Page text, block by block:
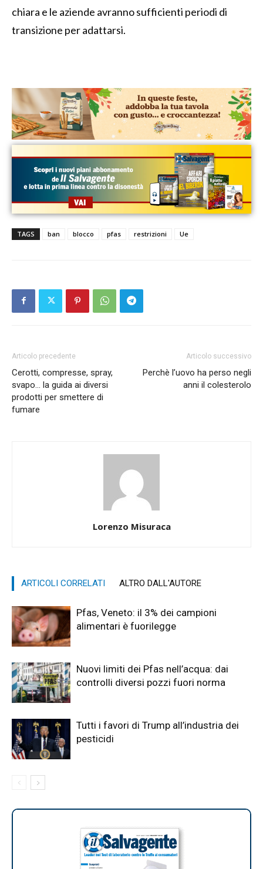
chiara e le aziende avranno sufficienti periodi di
transizione per adattarsi.
TAGS ban blocco pfas restrizioni Ue
Articolo precedente
Cerotti, compresse, spray,
svapo… la guida ai diversi
prodotti per smettere di
fumare
Articolo successivo
Perchè l’uovo ha perso negli
anni il colesterolo
Lorenzo Misuraca
ARTICOLI CORRELATI ALTRO DALL'AUTORE
Pfas, Veneto: il 3% dei campioni
alimentari è fuorilegge
Nuovi limiti dei Pfas nell’acqua: dai
controlli diversi pozzi fuori norma
Tutti i favori di Trump all’industria dei
pesticidi